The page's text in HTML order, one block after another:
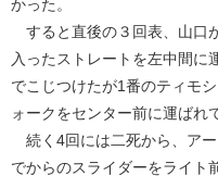
かった。
すると直後の３回表、山口
入ったストレートを左中間に
でこじつけたが1番のティモ
ォークをセンター前に運ばれ
続く4回には二死から、ア
でからのスライダーをライト